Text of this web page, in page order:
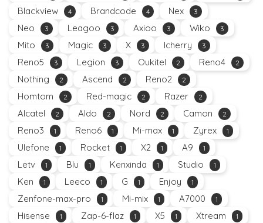
Blackview 4 Brandcode 4 Nex 3
Neo 3 Leagoo 3 Axioo 3 Wiko 3
Mito 3 Magic 3 X 3 Icherry 3
Reno5 3 Legion 3 Oukitel 2 Reno4 2
Nothing 2 Ascend 2 Reno2 2
Homtom 2 Red-magic 2 Razer 2
Alcatel 2 Aldo 2 Nord 2 Camon 2
Reno3 1 Reno6 1 Mi-max 1 Zyrex 1
Ulefone 1 Rocket 1 X2 1 A9 1
Letv 1 Blu 1 Kenxinda 1 Studio 1
Ken 1 Leeco 1 G 1 Enjoy 1
Zenfone-max-pro 1 Mi-mix 1 A7000 1
Hisense 1 Zap-6-flaz 1 X5 1 Xtream 1